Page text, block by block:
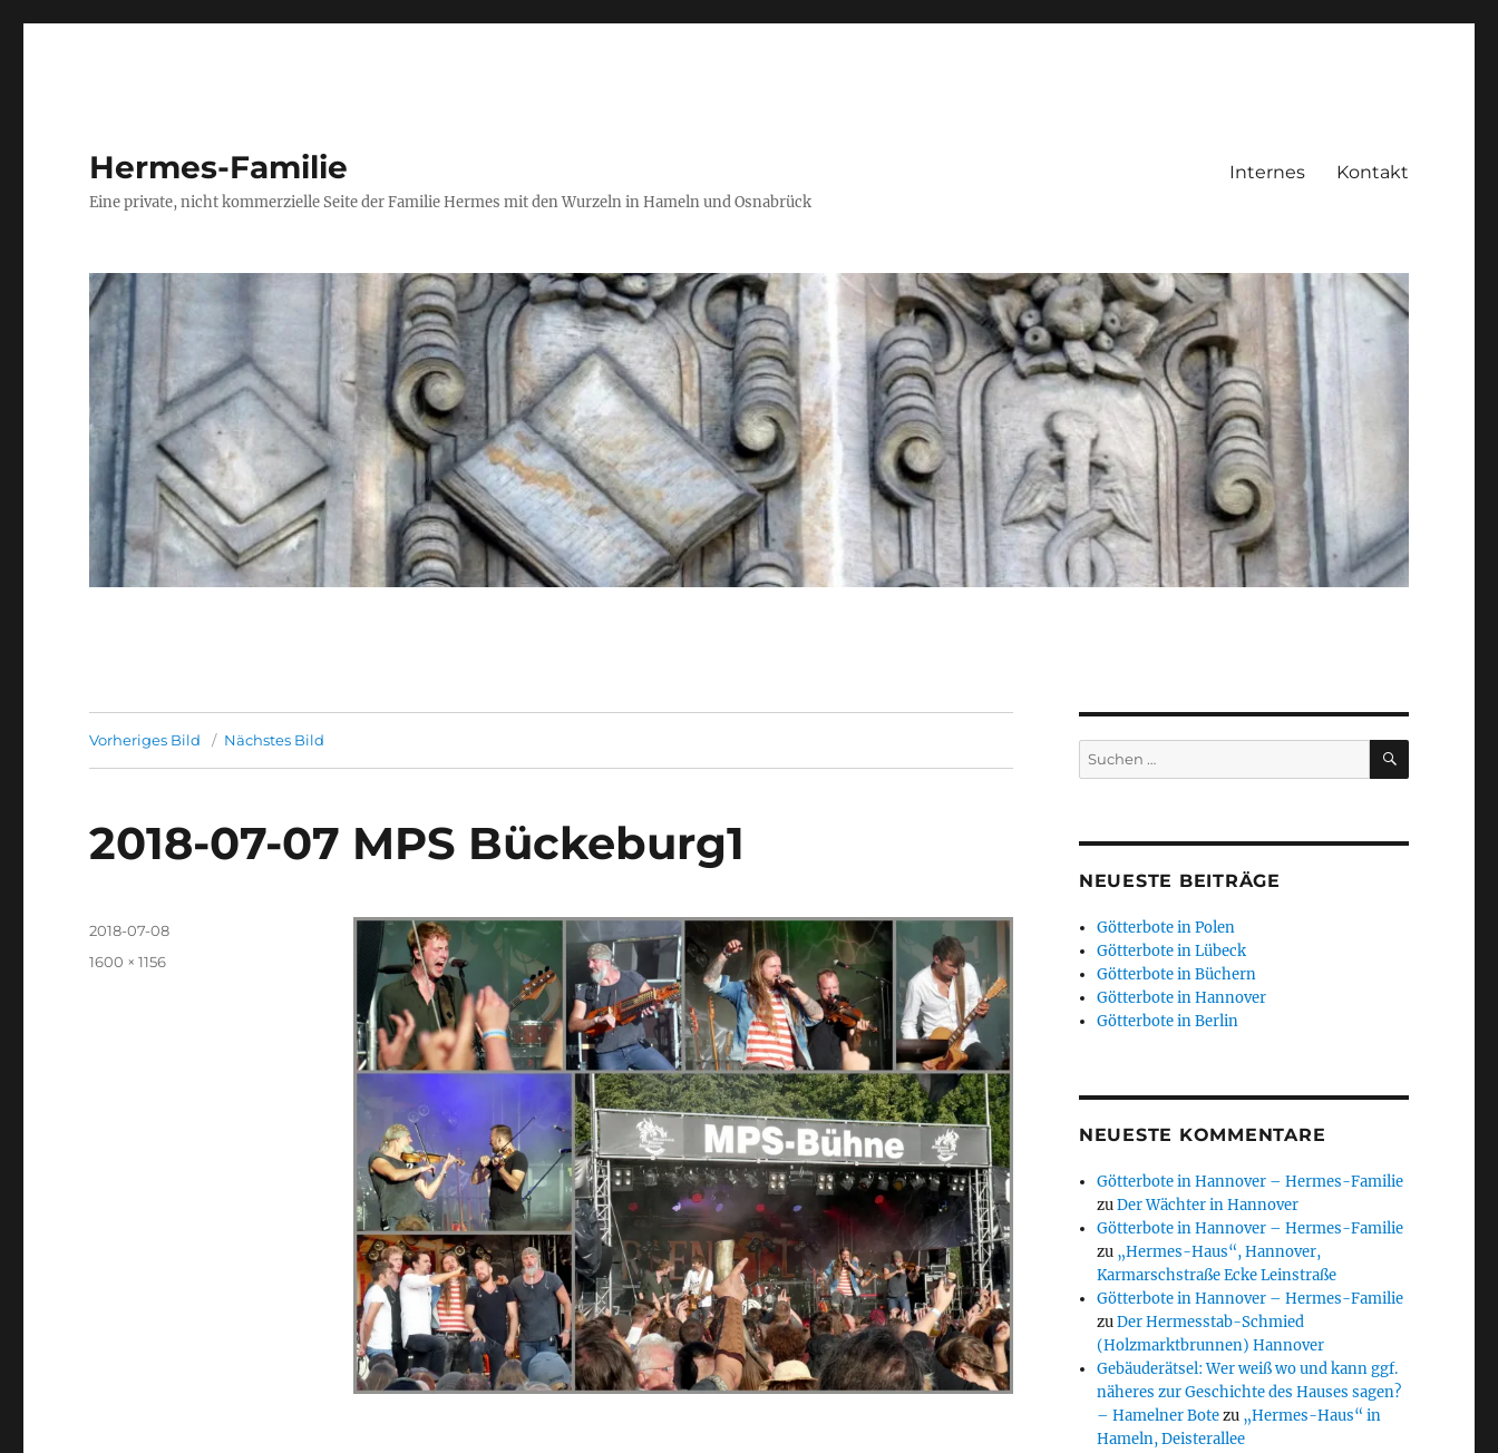
Hermes-Familie
Eine private, nicht kommerzielle Seite der Familie Hermes mit den Wurzeln in Hameln und Osnabrück
Internes Kontakt
Vorheriges Bild Nächstes Bild
2018-07-07 MPS Bückeburg1
Veröffentlicht
2018-07-08
Originalgröße
1600 × 1156
Suchen
nach:
SUCHEN
NEUESTE BEITRÄGE
Götterbote in Polen
Götterbote in Lübeck
Götterbote in Büchern
Götterbote in Hannover
Götterbote in Berlin
NEUESTE KOMMENTARE
Götterbote in Hannover – Hermes-Familie
zuDer Wächter in Hannover
Götterbote in Hannover – Hermes-Familie
zu „Hermes-Haus“, Hannover,
Karmarschstraße Ecke Leinstraße
Götterbote in Hannover – Hermes-Familie
zuDer Hermesstab-Schmied
(Holzmarktbrunnen) Hannover
Gebäuderätsel: Wer weiß wo und kann ggf.
näheres zur Geschichte des Hauses sagen?
– Hamelner Botezu „Hermes-Haus“ in
Hameln, Deisterallee